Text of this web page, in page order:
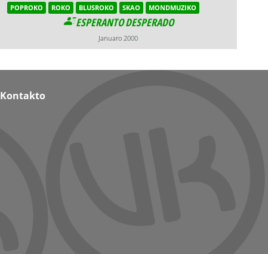
POPROKO ROKO BLUSROKO SKAO MONDMUZIKO
ESPERANTO DESPERADO
Januaro 2000
Kontakto